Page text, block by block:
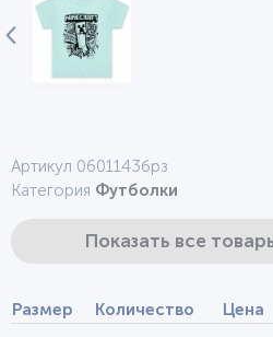
Артикул 0601143брз
Категория Футболки
Показать все
Размер Количество Цена